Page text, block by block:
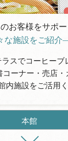
お客様をサポ
な施設をご紹介
スでコーヒーブ
ーナー・売店・
内施設をご活用く
本館